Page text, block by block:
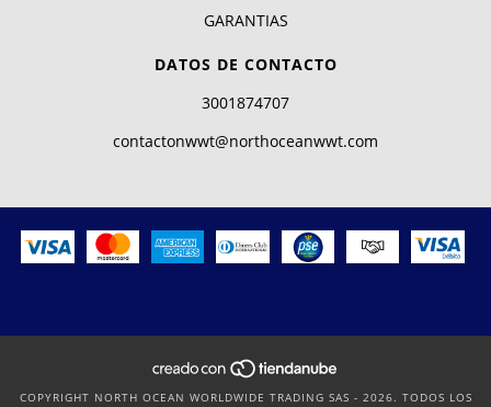
GARANTIAS
DATOS DE CONTACTO
3001874707
contactonwwt@northoceanwwt.com
COPYRIGHT NORTH OCEAN WORLDWIDE TRADING SAS - 2026. TODOS LOS